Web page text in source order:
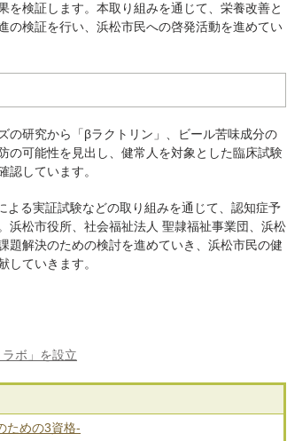
を検証します。本取り組みを通じて、栄養改善と
の検証を行い、浜松市民への啓発活動を進めてい
の研究から「βラクトリン」、ビール苦味成分の
の可能性を見出し、健常人を対象とした臨床試験
認しています。
る実証試験などの取り組みを通じて、認知症予
浜松市役所、社会福祉法人 聖隷福祉事業団、浜松
題解決のための検討を進めていき、浜松市民の健
していきます。
ボ」を設立
ための3資格-